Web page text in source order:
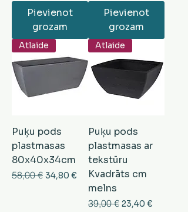
Pievienot
grozam
Pievienot
grozam
Atlaide
Puķu pods
plastmasas
80x40x34cm
Parastā cena
58,00 € Izpārdošanas cena
34,80 €
Atlaide
Puķu pods
plastmasas ar
tekstūru
Kvadrāts cm
melns
Parastā cena
39,00 € Izpārdošanas
23,40 €